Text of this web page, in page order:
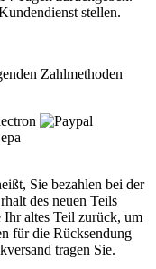
stellen.
Zahlmethoden
Sie bezahlen bei der
des neuen Teils
Ihr altes Teil zurück, um
für die Rücksendung
tragen Sie.